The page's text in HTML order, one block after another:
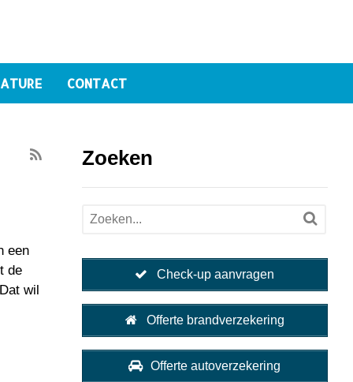
CONTACT
een
de
wil
Zoeken
Check-up aanvragen
Offerte brandverzekering
Offerte autoverzekering